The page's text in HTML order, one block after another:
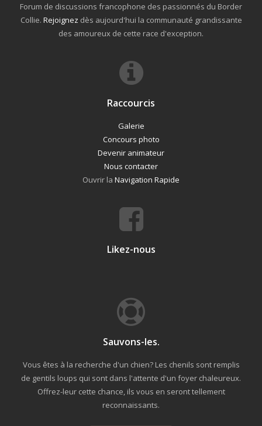
Forum de discussions francophone des passionnés du Border
Collie. Rejoignez dès aujourd'hui la communauté grandissante
des amoureux de cette race d'exception.
Raccourcis
Galerie
Concours photo
Devenir animateur
Nous contacter
Ouvrir la Navigation Rapide
Likez-nous
Sauvons-les.
Vous êtes à la recherche d'un chien? Les chenils sont remplis
de gentils loups qui sont dans l'attente d'un foyer chaleureux.
Offrez-leur cette chance, ils vous en seront tellement
reconnaissants.